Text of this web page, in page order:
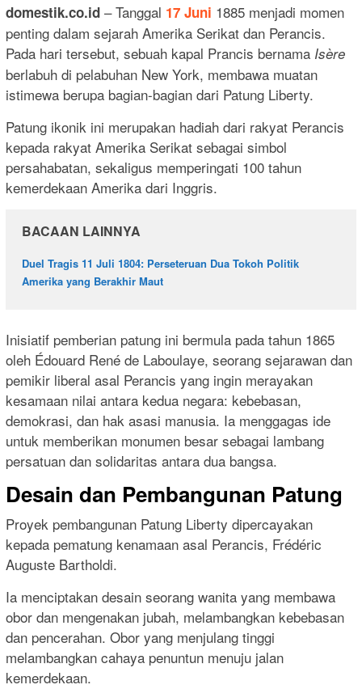
domestik.co.id – Tanggal 17 Juni 1885 menjadi momen
penting dalam sejarah Amerika Serikat dan Perancis.
Pada hari tersebut, sebuah kapal Prancis bernama Isère
berlabuh di pelabuhan New York, membawa muatan
istimewa berupa bagian-bagian dari Patung Liberty.
Patung ikonik ini merupakan hadiah dari rakyat Perancis
kepada rakyat Amerika Serikat sebagai simbol
persahabatan, sekaligus memperingati 100 tahun
kemerdekaan Amerika dari Inggris.
BACAAN LAINNYA
Duel Tragis 11 Juli 1804: Perseteruan Dua Tokoh Politik
Amerika yang Berakhir Maut
Inisiatif pemberian patung ini bermula pada tahun 1865
oleh Édouard René de Laboulaye, seorang sejarawan dan
pemikir liberal asal Perancis yang ingin merayakan
kesamaan nilai antara kedua negara: kebebasan,
demokrasi, dan hak asasi manusia. Ia menggagas ide
untuk memberikan monumen besar sebagai lambang
persatuan dan solidaritas antara dua bangsa.
Desain dan Pembangunan Patung
Proyek pembangunan Patung Liberty dipercayakan
kepada pematung kenamaan asal Perancis, Frédéric
Auguste Bartholdi.
Ia menciptakan desain seorang wanita yang membawa
obor dan mengenakan jubah, melambangkan kebebasan
dan pencerahan. Obor yang menjulang tinggi
melambangkan cahaya penuntun menuju jalan
kemerdekaan.